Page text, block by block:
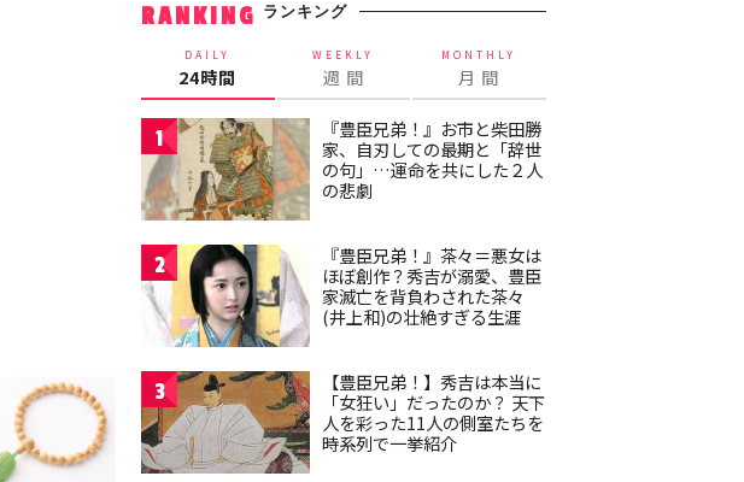
RANKING ランキング
DAILY
24時間
WEEKLY
週 間
MONTHLY
月 間
1
『豊臣兄弟！』お市と柴田勝
家、自刃しての最期と「辞世
の句」…運命を共にした２人
の悲劇
2
『豊臣兄弟！』茶々＝悪女は
ほぼ創作？秀吉が溺愛、豊臣
家滅亡を背負わされた茶々
(井上和)の壮絶すぎる生涯
3
【豊臣兄弟！】秀吉は本当に
「女狂い」だったのか？ 天下
人を彩った11人の側室たちを
時系列で一挙紹介